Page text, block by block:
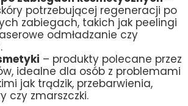
potrzebującej regeneracji po
zabiegach, takich jak peelingi
odmładzanie czy
– produkty polecane przez
idealne dla osób z problemami
jak trądzik, przebarwienia,
czy zmarszczki.